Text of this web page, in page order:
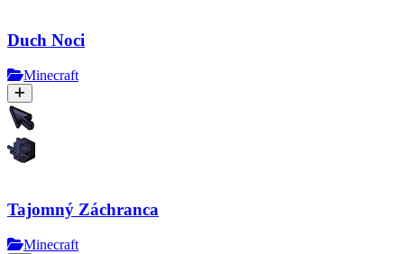
Duch Noci
Minecraft
Tajomný Záchranca
Minecraft